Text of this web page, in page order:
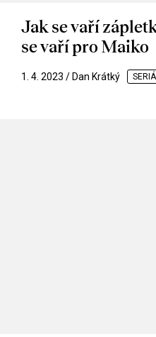
Jak se vaří
se vaří pro Maiko
1. 4. 2023 / Dan Krátký